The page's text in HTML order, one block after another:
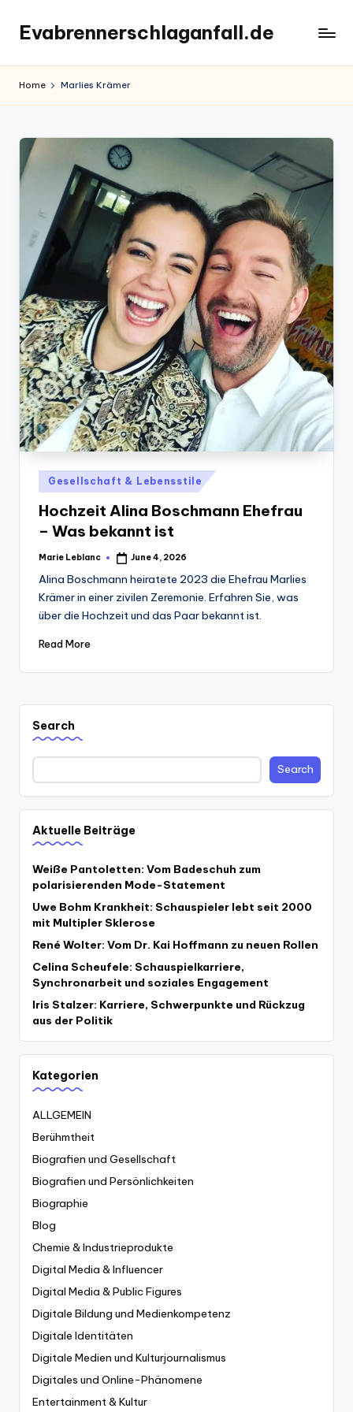
content
Evabrennerschlaganfall.de
Home Marlies Krämer
Posted
in
Gesellschaft & Lebensstile
Hochzeit Alina Boschmann Ehefrau
– Was bekannt ist
Posted
Marie Leblanc June 4, 2026
Alina Boschmann heiratete 2023 die Ehefrau Marlies
Krämer in einer zivilen Zeremonie. Erfahren Sie, was
über die Hochzeit und das Paar bekannt ist.
Read More
Search
Search
Aktuelle Beiträge
Weiße Pantoletten: Vom Badeschuh zum
polarisierenden Mode-Statement
Uwe Bohm Krankheit: Schauspieler lebt seit 2000
mit Multipler Sklerose
René Wolter: Vom Dr. Kai Hoffmann zu neuen Rollen
Celina Scheufele: Schauspielkarriere,
Synchronarbeit und soziales Engagement
Iris Stalzer: Karriere, Schwerpunkte und Rückzug
aus der Politik
Kategorien
ALLGEMEIN
Berühmtheit
Biografien und Gesellschaft
Biografien und Persönlichkeiten
Biographie
Blog
Chemie & Industrieprodukte
Digital Media & Influencer
Digital Media & Public Figures
Digitale Bildung und Medienkompetenz
Digitale Identitäten
Digitale Medien und Kulturjournalismus
Digitales und Online-Phänomene
Entertainment & Kultur